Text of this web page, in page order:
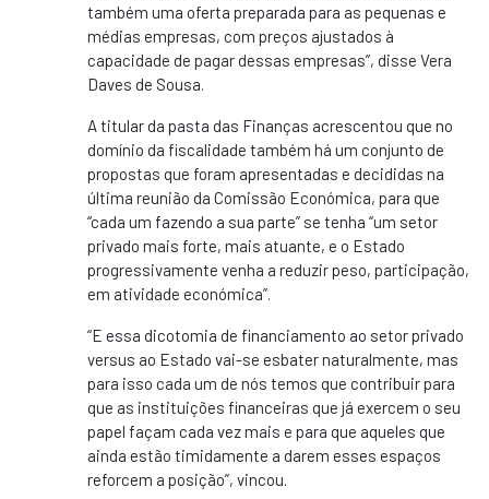
também uma oferta preparada para as pequenas e
médias empresas, com preços ajustados à
capacidade de pagar dessas empresas”, disse Vera
Daves de Sousa.
A titular da pasta das Finanças acrescentou que no
domínio da fiscalidade também há um conjunto de
propostas que foram apresentadas e decididas na
última reunião da Comissão Económica, para que
“cada um fazendo a sua parte” se tenha “um setor
privado mais forte, mais atuante, e o Estado
progressivamente venha a reduzir peso, participação,
em atividade económica”.
“E essa dicotomia de financiamento ao setor privado
versus ao Estado vai-se esbater naturalmente, mas
para isso cada um de nós temos que contribuir para
que as instituições financeiras que já exercem o seu
papel façam cada vez mais e para que aqueles que
ainda estão timidamente a darem esses espaços
reforcem a posição”, vincou.